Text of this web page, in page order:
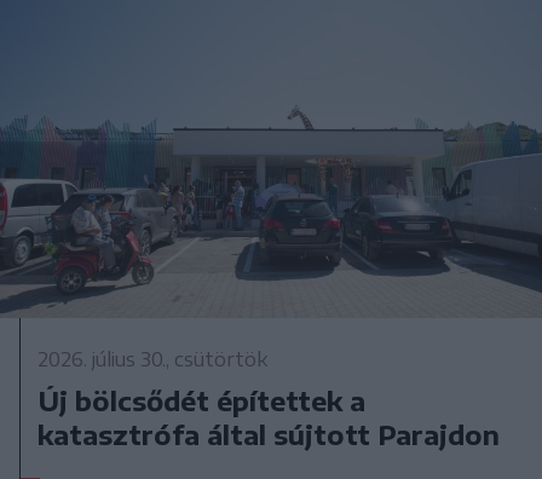
2026. július 30., csütörtök
Új bölcsődét építettek a
katasztrófa által sújtott Parajdon